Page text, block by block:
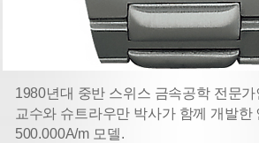
1980년대 중반 스위스 금속공학 전문
교수와 슈트라우만 박사가 함께 개발한
500.000A/m 모델.